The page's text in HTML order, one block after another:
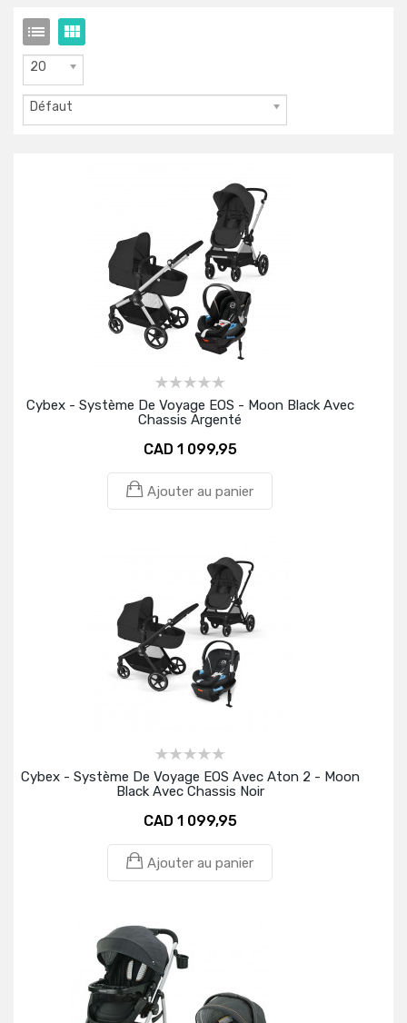
20
Défaut
Cybex - Système De Voyage EOS - Moon Black Avec
Chassis Argenté
CAD 1 099,95
Ajouter au panier
Cybex - Système De Voyage EOS Avec Aton 2 - Moon
Black Avec Chassis Noir
CAD 1 099,95
Ajouter au panier